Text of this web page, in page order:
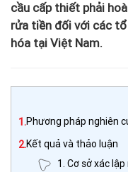
cầu cấp thiết phải
rửa tiền đối với các
hóa tại Việt Nam.
1.Phương pháp nghiên
2.Kết quả và thảo luận
1. Cơ sở xác